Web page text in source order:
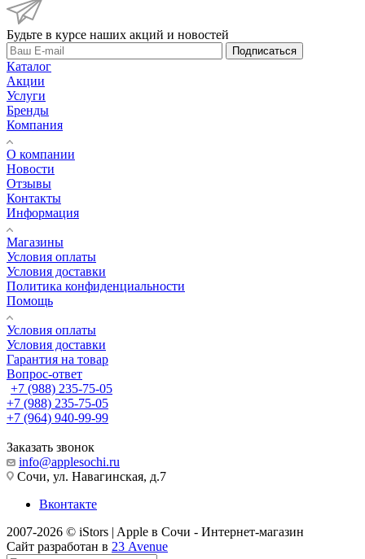
Будьте в курсе наших акций и новостей
Подписаться
Каталог
Акции
Услуги
Бренды
Компания
О компании
Новости
Отзывы
Контакты
Информация
Магазины
Условия оплаты
Условия доставки
Политика конфиденциальности
Помощь
Условия оплаты
Условия доставки
Гарантия на товар
Вопрос-ответ
+7 (988) 235-75-05
+7 (988) 235-75-05
+7 (964) 940-99-99
Заказать звонок
info@applesochi.ru
Сочи, ул. Навагинская, д.7
Вконтакте
2007-2026 © iStors | Apple в Сочи - Интернет-магазин
Сайт разработан в 23 Avenue